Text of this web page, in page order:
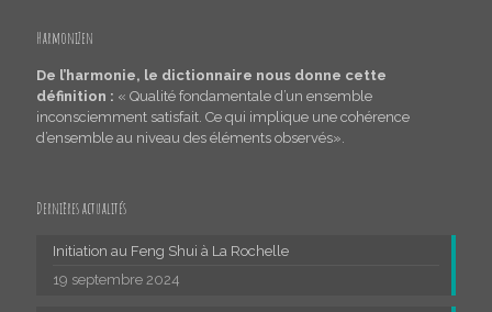
HarmoniZen
De l’harmonie, le dictionnaire nous donne cette
définition : « Qualité fondamentale d’un ensemble
inconsciemment satisfait. Ce qui implique une cohérence
d’ensemble au niveau des éléments observés».
Dernières actualités
Initiation au Feng Shui à La Rochelle
19 septembre 2024